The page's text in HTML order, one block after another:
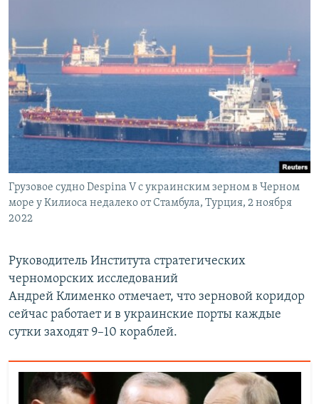
Грузовое судно Despina V с украинским зерном в Черном
море у Килиоса недалеко от Стамбула, Турция, 2 ноября
2022
Руководитель Института стратегических
черноморских исследований
Андрей Клименко отмечает, что зерновой коридор
сейчас работает и в украинские порты каждые
сутки заходят 9–10 кораблей.